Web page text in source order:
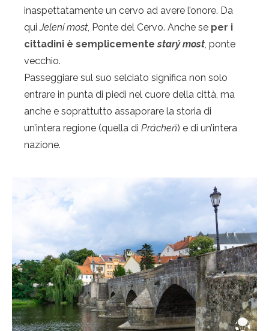
inaspettatamente un cervo ad avere l’onore. Da
qui Jelení most , Ponte del Cervo. Anche se per i
cittadini è semplicementestarý most , ponte
vecchio.
Passeggiare sul suo selciato significa non solo
entrare in punta di piedi nel cuore della città, ma
anche e soprattutto assaporare la storia di
un’intera regione (quella di Prácheň) e di un’intera
nazione.